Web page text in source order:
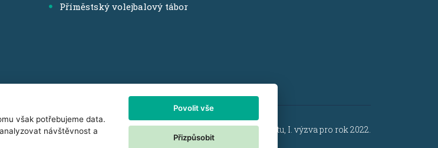
Příměstský volejbalový tábor
Podpora sportovní činnosti dětí a mládeže, výkonnostního sportu, I. výzva pro rok 2022.
však potřebujeme data.
návštěvnost a
Povolit vše
Přizpůsobit